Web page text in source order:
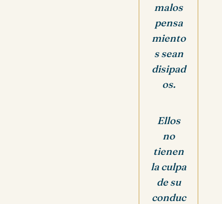
malos
pensa
miento
s sean
disipad
os.
Ellos
no
tienen
la culpa
de su
conduc